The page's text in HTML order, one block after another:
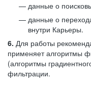
данные о
данные о
внутри Карьеры.
6. Для работы
применяет алгоритмы
(алгоритмы
фильтрации.